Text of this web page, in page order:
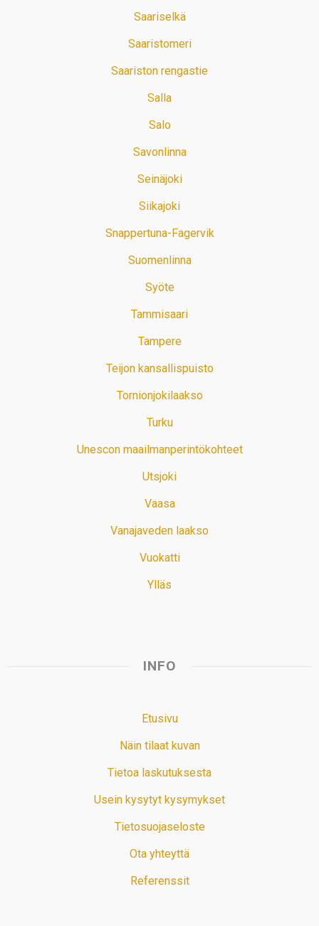
Saariselkä
Saaristomeri
Saariston rengastie
Salla
Salo
Savonlinna
Seinäjoki
Siikajoki
Snappertuna-Fagervik
Suomenlinna
Syöte
Tammisaari
Tampere
Teijon kansallispuisto
Tornionjokilaakso
Turku
Unescon maailmanperintökohteet
Utsjoki
Vaasa
Vanajaveden laakso
Vuokatti
Ylläs
INFO
Etusivu
Näin tilaat kuvan
Tietoa laskutuksesta
Usein kysytyt kysymykset
Tietosuojaseloste
Ota yhteyttä
Referenssit